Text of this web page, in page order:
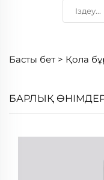
Басты бет > Қола
БАРЛЫҚ